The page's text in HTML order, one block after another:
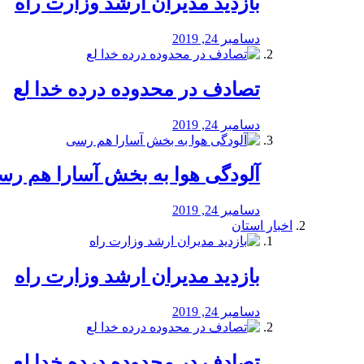
دسامبر 24, 2019
تصادف در محدوده درده خدا لع
دسامبر 24, 2019
آلودگی هوا به بخش آسارا هم
دسامبر 24, 2019
اخبار استان
بازدید مدیران ارشد وزارت راه
دسامبر 24, 2019